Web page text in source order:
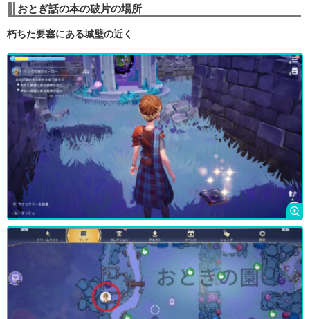
おとぎ話の本の破片の場所
朽ちた要塞にある城壁の近く